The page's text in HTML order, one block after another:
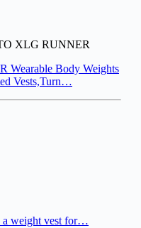
XLG RUNNER
Body Weights
Vests,Turn…
a weight vest for…